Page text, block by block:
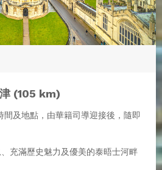
(105 km)
間及地點，由華籍司導迎接後，隨即
充滿歷史魅力及優美的泰晤士河畔